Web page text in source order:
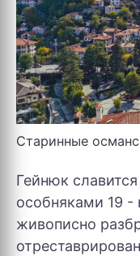
Старинные
Гейнюк
особняками 19 -
живописно